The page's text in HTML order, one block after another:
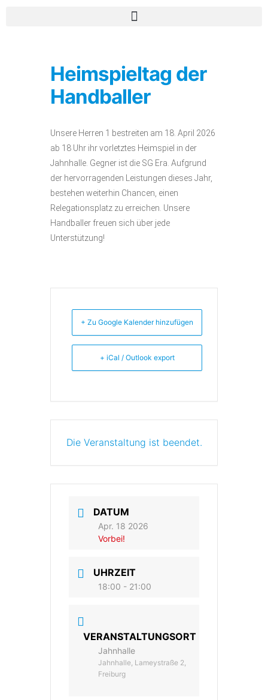
Heimspieltag der
Handballer
Unsere Herren 1 bestreiten am 18. April 2026
ab 18 Uhr ihr vorletztes Heimspiel in der
Jahnhalle. Gegner ist die SG Era. Aufgrund
der hervorragenden Leistungen dieses Jahr,
bestehen weiterhin Chancen, einen
Relegationsplatz zu erreichen. Unsere
Handballer freuen sich über jede
Unterstützung!
+ Zu Google Kalender hinzufügen
+ iCal / Outlook export
Die Veranstaltung ist beendet.
DATUM
Apr. 18 2026
Vorbei!
UHRZEIT
18:00 - 21:00
VERANSTALTUNGSORT
Jahnhalle
Jahnhalle, Lameystraße 2,
Freiburg